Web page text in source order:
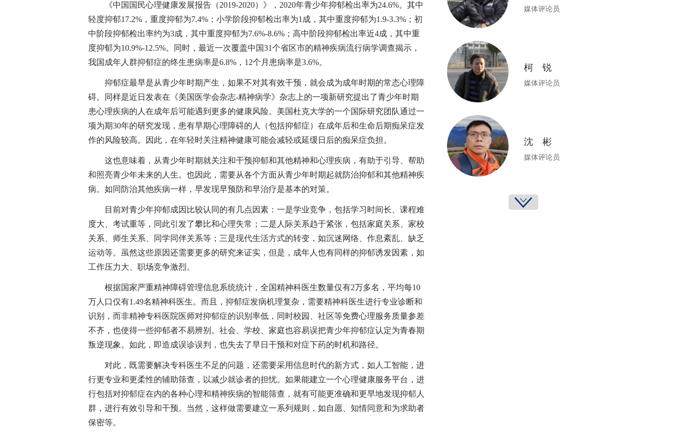
《中国国民心理健康发展报告（2019-2020）》，2020年青少年抑郁检出率为24.6%。其中
轻度抑郁17.2%，重度抑郁为7.4%；小学阶段抑郁检出率为1成，其中重度抑郁为1.9-3.3%；初
中阶段抑郁检出率约为3成，其中重度抑郁为7.6%-8.6%；高中阶段抑郁检出率近4成，其中重
度抑郁为10.9%-12.5%。同时，最近一次覆盖中国31个省区市的精神疾病流行病学调查揭示，
我国成年人群抑郁症的终生患病率是6.8%，12个月患病率是3.6%。
抑郁症最早是从青少年时期产生，如果不对其有效干预，就会成为成年时期的常态心理障
碍。同样是近日发表在《美国医学会杂志-精神病学》杂志上的一项新研究提出了青少年时期
患心理疾病的人在成年后可能遇到更多的健康风险。美国杜克大学的一个国际研究团队通过一
项为期30年的研究发现，患有早期心理障碍的人（包括抑郁症）在成年后和生命后期痴呆症发
作的风险较高。因此，在年轻时关注精神健康可能会减轻或延缓日后的痴呆症负担。
这也意味着，从青少年时期就关注和干预抑郁和其他精神和心理疾病，有助于引导、帮助
和照亮青少年未来的人生。也因此，需要从各个方面从青少年时期起就防治抑郁和其他精神疾
病。如同防治其他疾病一样，早发现早预防和早治疗是基本的对策。
目前对青少年抑郁成因比较认同的有几点因素：一是学业竞争，包括学习时间长、课程难
度大、考试重等，同此引发了攀比和心理失常；二是人际关系趋于紧张，包括家庭关系、家校
关系、师生关系、同学同伴关系等；三是现代生活方式的转变，如沉迷网络、作息紊乱、缺乏
运动等。虽然这些原因还需要更多的研究来证实，但是，成年人也有同样的抑郁诱发因素，如
工作压力大、职场竞争激烈。
根据国家严重精神障碍管理信息系统统计，全国精神科医生数量仅有2万多名，平均每10
万人口仅有1.49名精神科医生。而且，抑郁症发病机理复杂，需要精神科医生进行专业诊断和
识别，而非精神专科医院医师对抑郁症的识别率低，同时校园、社区等免费心理服务质量参差
不齐，也使得一些抑郁者不易辨别。社会、学校、家庭也容易误把青少年抑郁症认定为青春期
叛逆现象。如此，即造成误诊误判，也失去了早日干预和对症下药的时机和路径。
对此，既需要解决专科医生不足的问题，还需要采用信息时代的新方式，如人工智能，进
行更专业和更柔性的辅助筛查，以减少就诊者的担忧。如果能建立一个心理健康服务平台，进
行包括对抑郁症在内的各种心理和精神疾病的智能筛查，就有可能更准确和更早地发现抑郁人
群，进行有效引导和干预。当然，这样做需要建立一系列规则，如自愿、知情同意和为求助者
保密等。
媒体评论员
柯 锐
媒体评论员
沈 彬
媒体评论员